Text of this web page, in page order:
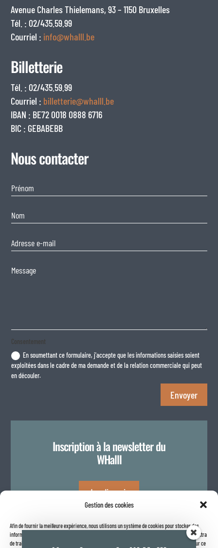
Gestion des cookies
Afin de fournir la meilleure expérience, nous utilisons un système de cookies pour stocker des
informations sur votre navigateur internet. Le fait de consentir à ces technologies nous permettra
de traiter des données telles que le comportement de navigation ou les identifiants uniques sur ce
Avenue Charles Thielemans, 93 – 1150 Bruxelles
Tél. : 02/435.59.99
Courriel : info@whalll.be
Billetterie
Tél. : 02/435.59.99
Courriel : billetterie@whalll.be
IBAN : BE72 0018 0888 6716
BIC : GEBABEBB
Nous contacter
Consentement
En soumettant ce formulaire, j'accepte que les informations saisies soient
exploitées dans le cadre de ma demande et de la relation commerciale qui peut
en découler.
Envoyer
Inscription à la newsletter du
WHalll
Je m'inscris